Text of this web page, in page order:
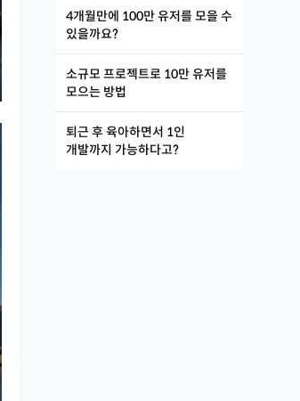
4개월만에 100만 유저를 모을 수
있을까요?
소규모 프로젝트로 10만 유저를
모으는 방법
퇴근 후 육아하면서 1인
개발까지 가능하다고?